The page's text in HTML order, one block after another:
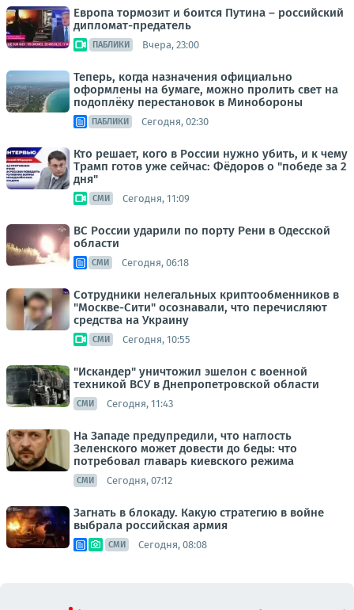
Европа тормозит и боится Путина – российский
дипломат-предатель
ПАБЛИКИ Вчера, 23:00
Теперь, когда назначения официально
оформлены на бумаге, можно пролить свет на
подоплёку перестановок в Минобороны
ПАБЛИКИ Сегодня, 02:30
Кто решает, кого в России нужно убить, и к чему
Трамп готов уже сейчас: Фёдоров о "победе за 2
дня"
СМИ Сегодня, 11:09
ВС России ударили по порту Рени в Одесской
области
СМИ Сегодня, 06:18
Сотрудники нелегальных криптообменников в
"Москве-Сити" осознавали, что перечисляют
средства на Украину
СМИ Сегодня, 10:55
"Искандер" уничтожил эшелон с военной
техникой ВСУ в Днепропетровской области
СМИ Сегодня, 11:43
На Западе предупредили, что наглость
Зеленского может довести до беды: что
потребовал главарь киевского режима
СМИ Сегодня, 07:12
Загнать в блокаду. Какую стратегию в войне
выбрала российская армия
СМИ Сегодня, 08:08